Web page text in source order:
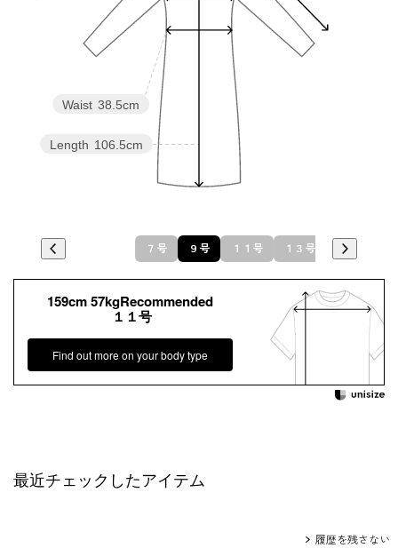
Length 106.5cm
Waist 38.5cm
７号 ９号 １１号 １３号
159cm 57kgRecommended
１１号
Find out more on your body type
最近チェックしたアイテム
履歴を残さない